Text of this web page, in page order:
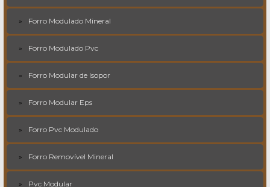
Forro Modulado Mineral
Forro Modulado Pvc
Forro Modular de Isopor
Forro Modular Eps
Forro Pvc Modulado
Forro Removível Mineral
Pvc Modular